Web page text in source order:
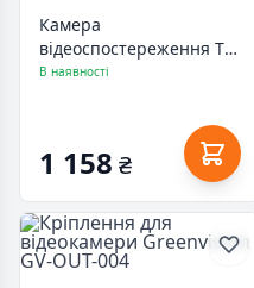
Камера
відеоспостереження TP-
Link Tapo C100 (TAPO-
В наявності
1 158 ₴